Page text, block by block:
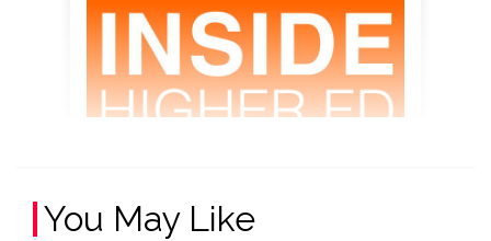
You May Like